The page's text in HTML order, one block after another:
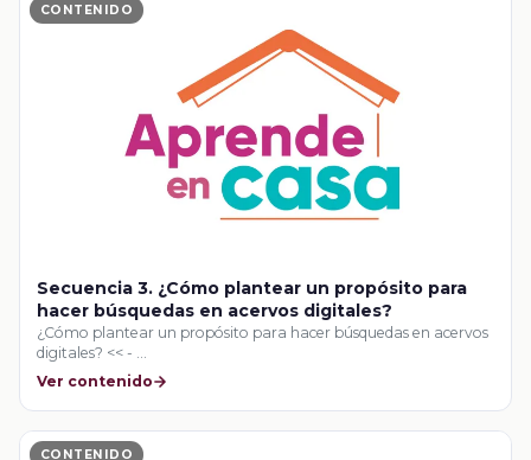
CONTENIDO
Secuencia 3. ¿Cómo plantear un propósito para
hacer búsquedas en acervos digitales?
¿Cómo plantear un propósito para hacer búsquedas en acervos
digitales? << - …
Ver contenido
CONTENIDO